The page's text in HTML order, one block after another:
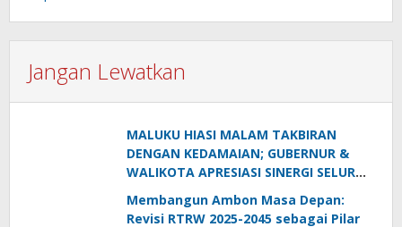
Jangan Lewatkan
MALUKU HIASI MALAM TAKBIRAN
DENGAN KEDAMAIAN; GUBERNUR &
WALIKOTA APRESIASI SINERGI SELURUH
ELEMEN
Membangun Ambon Masa Depan:
Revisi RTRW 2025-2045 sebagai Pilar